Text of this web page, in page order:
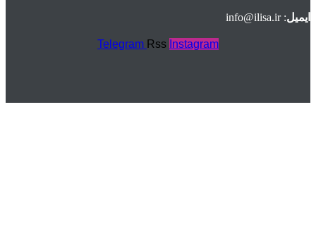
ایمیل: info@ilisa.ir
Telegram Rss Instagram